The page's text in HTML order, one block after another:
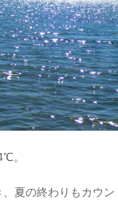
。
夏の終わりもカウ